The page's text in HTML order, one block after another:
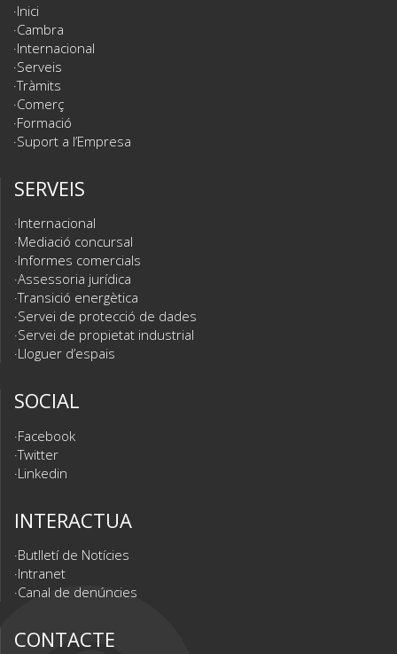
Inici
Cambra
Internacional
Serveis
Tràmits
Comerç
Formació
Suport a l’Empresa
SERVEIS
Internacional
Mediació concursal
Informes comercials
Assessoria jurídica
Transició energètica
Servei de protecció de dades
Servei de propietat industrial
Lloguer d’espais
SOCIAL
Facebook
Twitter
Linkedin
INTERACTUA
Butlletí de Notícies
Intranet
Canal de denúncies
CONTACTE